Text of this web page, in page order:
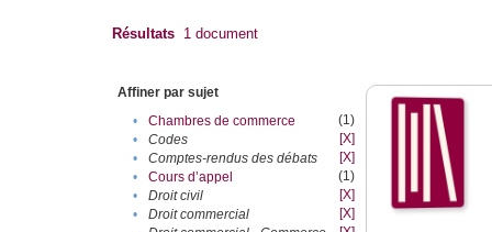
Résultats 1 document
Affiner par sujet
•
Chambres de commerce
(1)
•
Codes
[X]
•
Comptes-rendus des débats
[X]
•
Cours d’appel
(1)
•
Droit civil
[X]
•
Droit commercial
[X]